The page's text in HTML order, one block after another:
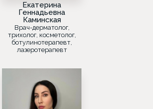
Екатерина
Геннадьевна
Каминская
Врач-дерматолог,
трихолог, косметолог,
ботулинотерапевт,
лазеротерапевт